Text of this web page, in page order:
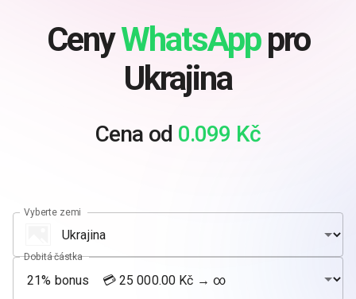
CenyWhatsApppro
Ukrajina
Cena od 0.099 Kč
Vyberte zemi
Dobitá částka